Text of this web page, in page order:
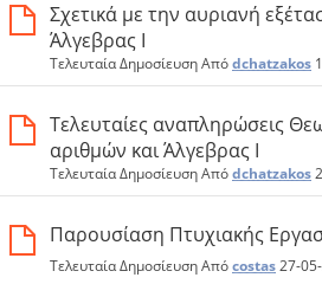
Σχετικά με την αυριανή
Άλγεβρας Ι
Τελευταία Δημοσίευση Απόdchatzakos
Τελευταίες αναπληρώσεις
αριθμών και Άλγεβρας Ι
Τελευταία Δημοσίευση Απόdchatzakos
Παρουσίαση Πτυχιακής
Τελευταία Δημοσίευση Απόcostas27-